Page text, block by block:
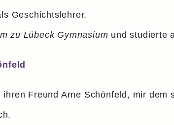
Geschichtslehrer.
zu Lübeck Gymnasium und studierte
Freund Arne Schönfeld, mir dem